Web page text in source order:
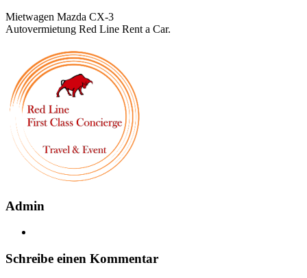
Mietwagen Mazda CX-3
Autovermietung Red Line Rent a Car.
Admin
Schreibe einen Kommentar